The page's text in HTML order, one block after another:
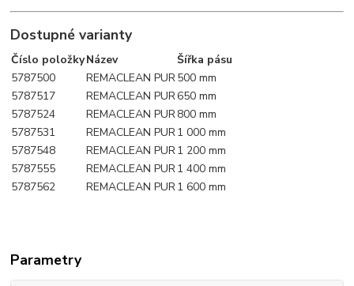
Dostupné varianty
Číslo položkyNázev
Šířka pásu
5787500
REMACLEAN PUR500 mm
5787517
REMACLEAN PUR650 mm
5787524
REMACLEAN PUR800 mm
5787531
REMACLEAN PUR1 000 mm
5787548
REMACLEAN PUR1 200 mm
5787555
REMACLEAN PUR1 400 mm
5787562
REMACLEAN PUR1 600 mm
Parametry